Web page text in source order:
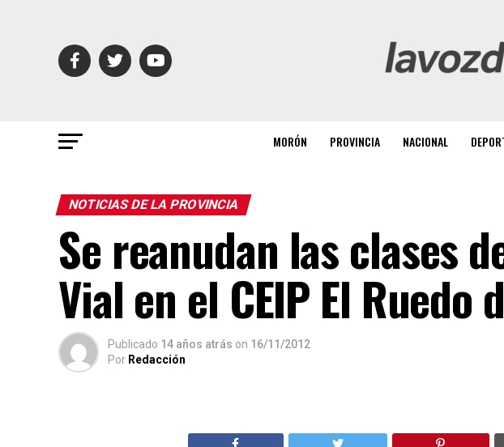
MORÓN PROVINCIA NACIONAL
NOTICIAS DE LA PROVINCIA
Se reanudan las clases
Vial en el CEIP El Ruedo
Publicado 14 años atrás on 16/11/2012
Por Redacción